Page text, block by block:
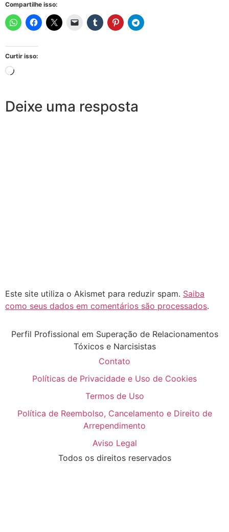
Compartilhe isso:
Curtir isso:
Deixe uma resposta
Este site utiliza o Akismet para reduzir spam. Saiba
como seus dados em comentários são processados.
Perfil Profissional em Superação de Relacionamentos
Tóxicos e Narcisistas
Contato
Políticas de Privacidade e Uso de Cookies
Termos de Uso
Política de Reembolso, Cancelamento e Direito de
Arrependimento
Aviso Legal
Todos os direitos reservados